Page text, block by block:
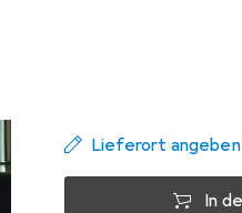
Lieferort
In